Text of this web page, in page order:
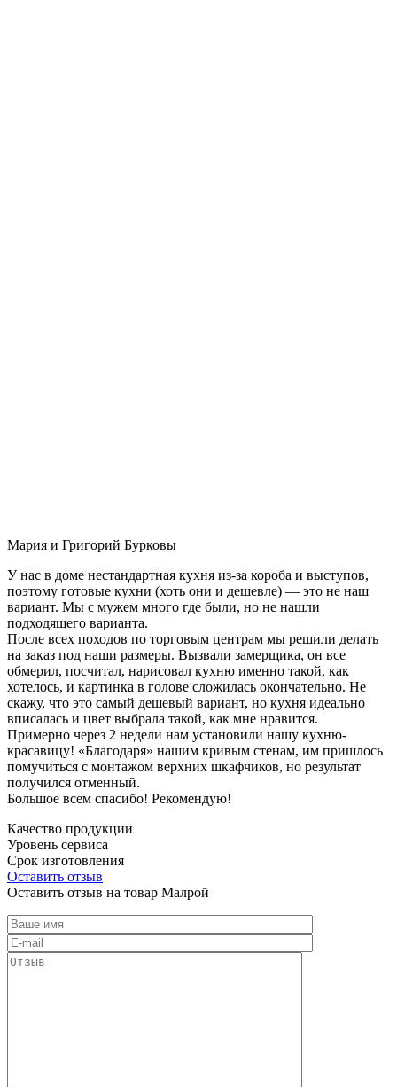
Мария и Григорий Бурковы
У нас в доме нестандартная кухня из-за короба и выступов,
поэтому готовые кухни (хоть они и дешевле) — это не наш
вариант. Мы с мужем много где были, но не нашли
подходящего варианта.
После всех походов по торговым центрам мы решили делать
на заказ под наши размеры. Вызвали замерщика, он все
обмерил, посчитал, нарисовал кухню именно такой, как
хотелось, и картинка в голове сложилась окончательно. Не
скажу, что это самый дешевый вариант, но кухня идеально
вписалась и цвет выбрала такой, как мне нравится.
Примерно через 2 недели нам установили нашу кухню-
красавицу! «Благодаря» нашим кривым стенам, им пришлось
помучиться с монтажом верхних шкафчиков, но результат
получился отменный.
Большое всем спасибо! Рекомендую!
Качество продукции
Уровень сервиса
Срок изготовления
Оставить отзыв
Оставить отзыв на товар Малрой